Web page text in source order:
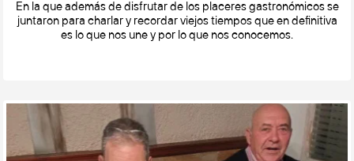
En la que además de disfrutar de los placeres gastronómicos se
juntaron para charlar y recordar viejos tiempos que en definitiva
es lo que nos une y por lo que nos conocemos.